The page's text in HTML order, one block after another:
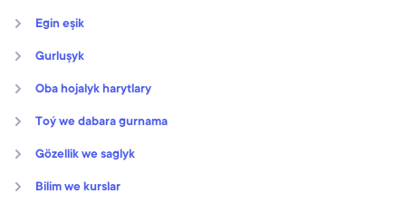
Egin eşik
Gurluşyk
Oba hojalyk harytlary
Toý we dabara gurnama
Gözellik we saglyk
Bilim we kurslar